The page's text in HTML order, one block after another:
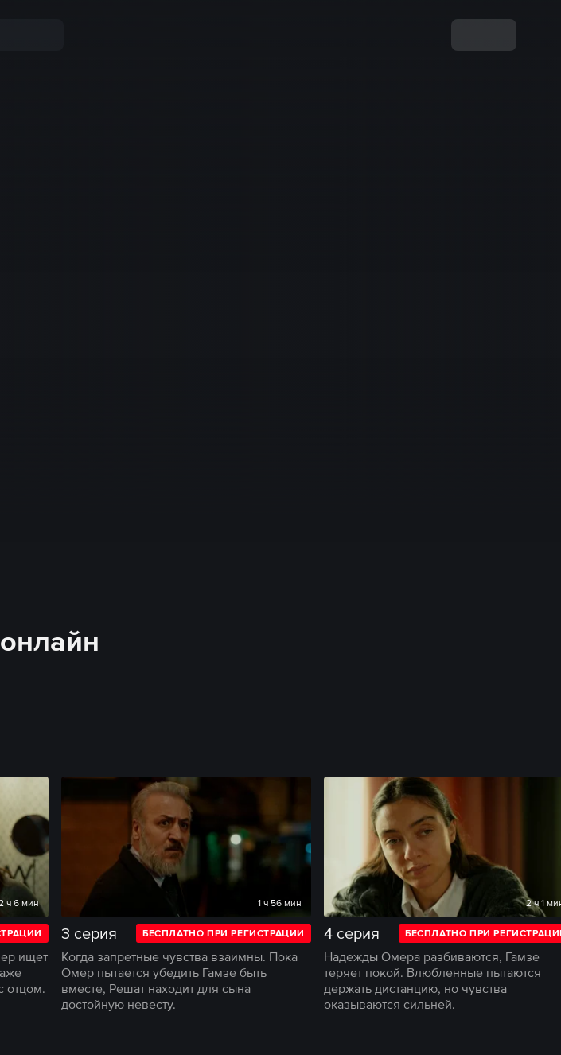
ч 6 мин
ищет
отцом.
1 ч 56 мин
3 серия БЕСПЛАТНО ПРИ РЕГИСТРАЦИИ
Когда запретные чувства взаимны. Пока
Омер пытается убедить Гамзе быть
вместе, Решат находит для сына
достойную невесту.
2 ч 1
4 серия БЕСПЛАТНО ПРИ
Надежды Омера разбиваются, Гамзе
теряет покой. Влюбленные пытаются
держать дистанцию, но чувства
оказываются сильней.